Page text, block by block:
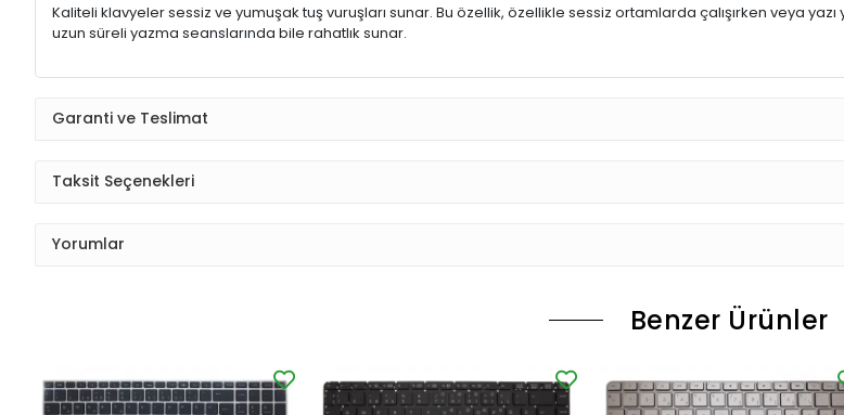
Kaliteli klavyeler sessiz ve yumuşak tuş vuruşları sunar. Bu özellik, özellikle sessiz ortamlarda çalışırken veya
uzun süreli yazma seanslarında bile rahatlık sunar.
Garanti ve Teslimat
Taksit Seçenekleri
Yorumlar
Benzer Ürünler